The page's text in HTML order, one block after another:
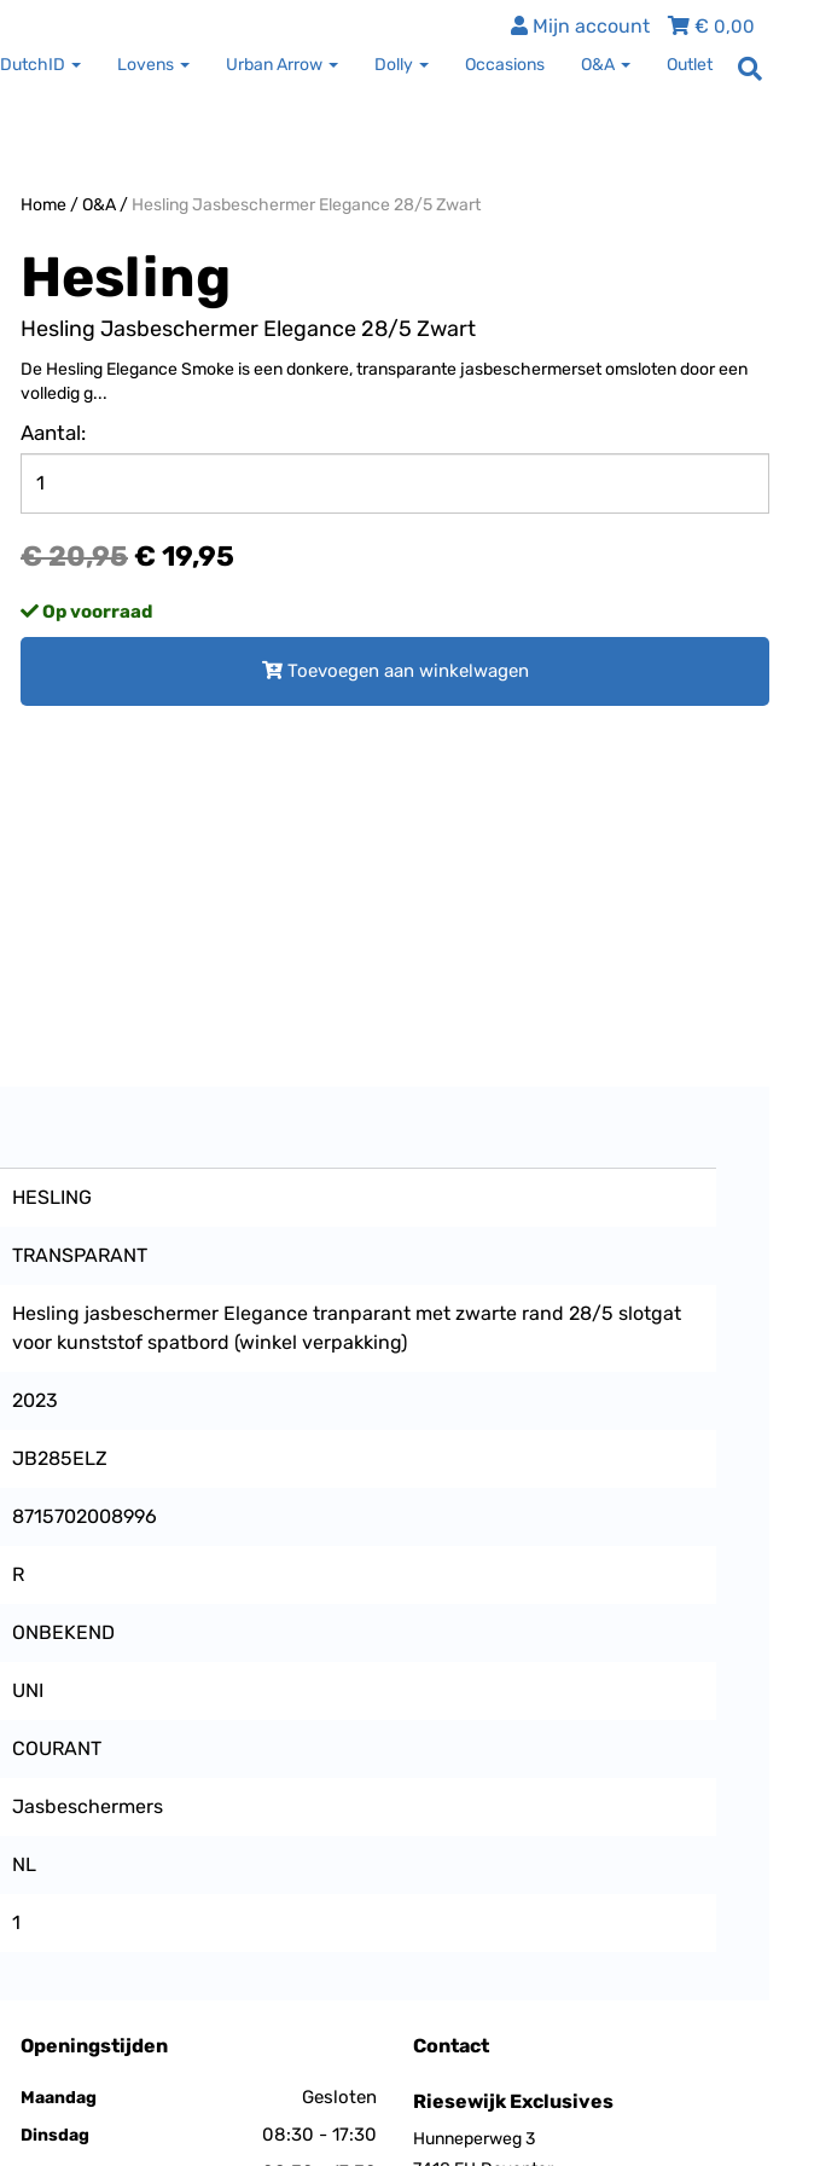
€ 0,00
Mijn account
DutchID Lovens Urban Arrow Dolly Occasions O&A Outlet
Home/O&A/ Hesling Jasbeschermer Elegance 28/5 Zwart
Hesling
Hesling Jasbeschermer Elegance 28/5 Zwart
De Hesling Elegance Smoke is een donkere, transparante jasbeschermerset omsloten door een
volledig g...
Aantal:
€ 20,95€ 19,95
Op voorraad
Toevoegen aan winkelwagen
HESLING
TRANSPARANT
Hesling jasbeschermer Elegance tranparant met zwarte rand 28/5 slotgat
voor kunststof spatbord (winkel verpakking)
2023
JB285ELZ
8715702008996
R
ONBEKEND
UNI
COURANT
Jasbeschermers
NL
1
Openingstijden
Maandag Gesloten
Dinsdag 08:30 - 17:30
Contact
Riesewijk Exclusives
Hunneperweg 3